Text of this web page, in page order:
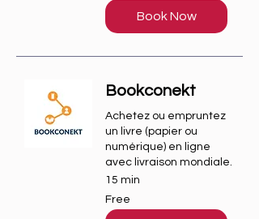
Book Now
Bookconekt
Achetez ou empruntez
un livre (papier ou
numérique) en ligne
avec livraison mondiale.
15 min
Free
Free